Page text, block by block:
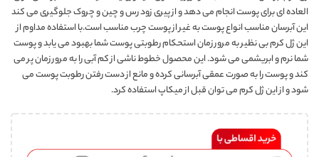
العاده ای برای پوست انجام می دهد و از پیری زود رس و چین و چروک جلوگیری می کند
این آبرسان مناسب انواع پوست به غیر از پوست چرب مناسب است.با استفاده مداوم از
این ژل کرم بی نظیر به مرور زمان استحکام رطوبتی پوست شما بهبود می یابد و پوست
شما نرم و ابریشمی می شود. این محصول خطوط ناشی از کم آبی را به مرور زمان پر می
کند و پوست را به صورت عمقی آبرسانی کرده و مانع از دست رفتن رطوبت پوست می
شود و از این ژل کرم می توان قبل از میکاپ استفاده کرد.